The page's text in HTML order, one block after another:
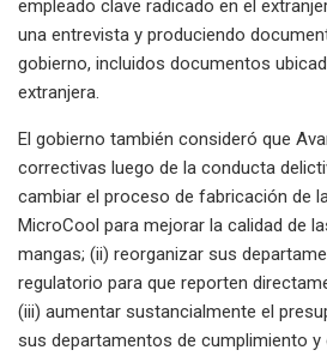
empleado clave radicado en el
una entrevista y produciendo
gobierno, incluidos documentos
extranjera.
El gobierno también consideró que
correctivas luego de la conducta
cambiar el proceso de fabricación de
MicroCool para mejorar la calidad de
mangas; (ii) reorganizar sus
regulatorio para que reporten
(iii) aumentar sustancialmente el
sus departamentos de cumplimiento y